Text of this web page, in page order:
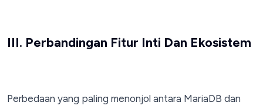
III. Perbandingan Fitur Inti Dan Ekosistem
Perbedaan yang paling menonjol antara MariaDB dan